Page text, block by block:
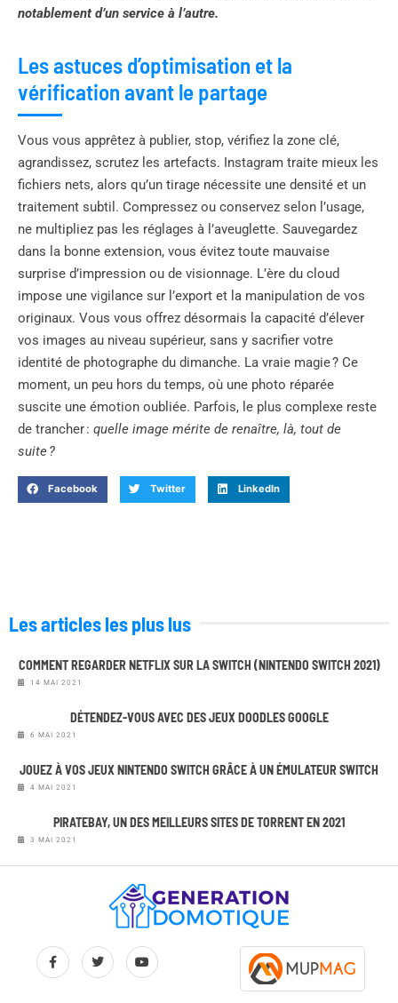
notablement d’un service à l’autre.
Les astuces d’optimisation et la
vérification avant le partage
Vous vous apprêtez à publier, stop, vérifiez la zone clé,
agrandissez, scrutez les artefacts. Instagram traite mieux les
fichiers nets, alors qu’un tirage nécessite une densité et un
traitement subtil. Compressez ou conservez selon l’usage,
ne multipliez pas les réglages à l’aveuglette. Sauvegardez
dans la bonne extension, vous évitez toute mauvaise
surprise d’impression ou de visionnage. L’ère du cloud
impose une vigilance sur l’export et la manipulation de vos
originaux. Vous vous offrez désormais la capacité d’élever
vos images au niveau supérieur, sans y sacrifier votre
identité de photographe du dimanche. La vraie magie ? Ce
moment, un peu hors du temps, où une photo réparée
suscite une émotion oubliée. Parfois, le plus complexe reste
de trancher : quelle image mérite de renaître, là, tout de
suite ?
Facebook Twitter LinkedIn
Les articles les plus lus
COMMENT REGARDER NETFLIX SUR LA SWITCH (NINTENDO SWITCH 2021)
14 MAI 2021
DÉTENDEZ-VOUS AVEC DES JEUX DOODLES GOOGLE
6 MAI 2021
JOUEZ À VOS JEUX NINTENDO SWITCH GRÂCE À UN ÉMULATEUR SWITCH
4 MAI 2021
PIRATEBAY, UN DES MEILLEURS SITES DE TORRENT EN 2021
3 MAI 2021